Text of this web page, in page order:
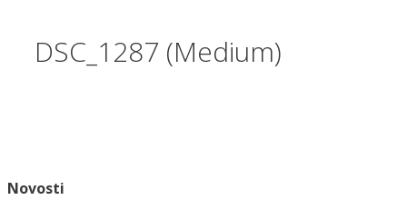
DSC_1287 (Medium)
Novosti